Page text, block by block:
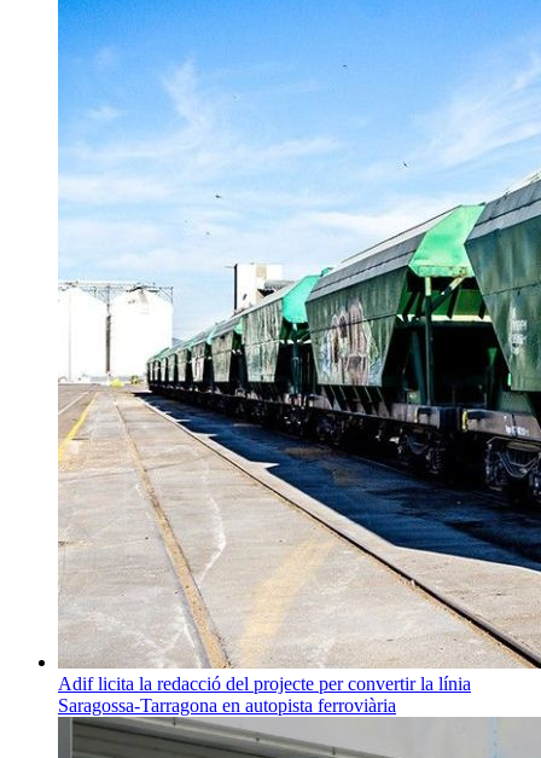
Adif licita la redacció del projecte per convertir la línia
Saragossa-Tarragona en autopista ferroviària